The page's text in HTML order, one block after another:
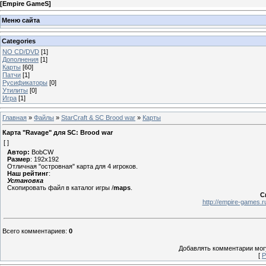
[Empire GameS]
Меню сайта
Categories
NO CD/DVD [1]
Дополнения [1]
Карты [60]
Патчи [1]
Русификаторы [0]
Утилиты [0]
Игра [1]
Главная » Файлы » StarCraft & SC Brood war » Карты
Карта "Ravage" для SC: Brood war
[ ]
Автор: BobCW
Размер: 192x192
Отличная "островная" карта для 4 игроков.
Наш рейтинг:
Установка
Скопировать файл в каталог игры /maps
http://empire-
Всего комментариев: 0
Добавлять комментарии
[